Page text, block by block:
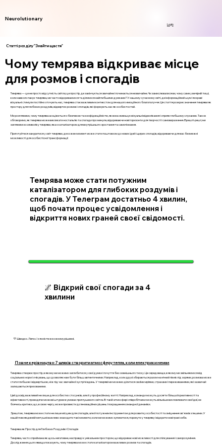
Neurolutionary
Login
Статті розділу "Знайти щастя"
Чому темрява відкриває місце
для розмов і спогадів
Темрява — це не просто відсутність світла; це простір, де закінчується звичайне і починається незвичайне. Чи замислювалися ви, чому саме у вечірній тиші,
коли навколо панує темрява, ми часто відкриваємося та ділимося найглибшими думками? У нашому сучасному світі, де інформаційний шум і яскраві
візуальні стимули постійно оточують нас, темрява стає важливим контекстом для нашого емоційного благополуччя. Ця стаття розкриє значення темряви як
простору для глибоких роздумів, відвертих розмов і спогадів, які формують нас як особистостей.
Ми розглянемо, чому темрява асоціюється з безпекою та конфіденційністю, як вона зменшує візуальні відволікання і сприяє глибшому слуханню. Також
обговоримо, як темрява може викликати ностальгію та спогади про минуле, відкриваючи нові горизонти для творчості і самовираження. Врешті-решт, ми
заглянемо в символіку темряви, яка є каталізатором для внутрішнього зростання та самопізнання.
Приготуйтеся зануритися у світ темряви, де кожен момент може стати поштовхом до нових ідей і щирих спогадів, відкриваючи для вас безмежні
можливості для особистісної трансформації.
Темрява може стати потужним
каталізатором для глибоких роздумів і
спогадів. У Телеграм достатньо 4 хвилин,
щоб почати процес усвідомлення і
відкриття нових граней своєї свідомості.
🌌 Відкрий свої спогади за 4
хвилини
💛 Швидко. Легко. І з ясністю в кожному рішенні.
Повне керівництво: 7 шляхів створити атмосферу тепла, коли електрики немає
Темрява створює простір, в якому ми можемо заглибитися у свої думки і почуття без зовнішнього тиску. Це середовище, в якому ми звільняємося від
соціальних норм і очікувань, що дозволяє нам бути більш автентичними. Наприклад, коли друзі збираються разом на нічний пікнік під зорями, розмова може
стати глибшою і відвертішою, ніж під час звичайної зустрічі вдень. У темряві ми можемо ділитися своїми мріями, страхами і переживаннями, які зазвичай
залишаються прихованими.
Цей досвід важливий не лише для особистих стосунків, але й у професійному житті. Наприклад, команди можуть досягти більшої креативності та
ефективності, проводячи мозкові штурми в умовах приглушеного світла. В такій атмосфері співробітники можуть вільніше висловлювати свої ідеї, не
боячись критики, що, в свою чергу, може призвести до інноваційних рішень і покращення командної динаміки.
Зрештою, темрява може стати не лише місцем для спогадів, але й потужним інструментом для розвитку особистості та зміцнення зв'язків з іншими. У
нашій повсякденній метушні важливо знаходити такі моменти, коли ми можемо зупинитися, поринути у темряву і відкрити нові грані себе.
Темрява як Простір для Глибоких Роздумів і Спогадів
Темрява, часто сприймана як щось негативне, насправді є унікальним простором, що відкриває нові можливості для спілкування і саморозуміння.
Дослідження цього явища показують, чому темрява може стати каталізатором важливих розмов та спогадів.